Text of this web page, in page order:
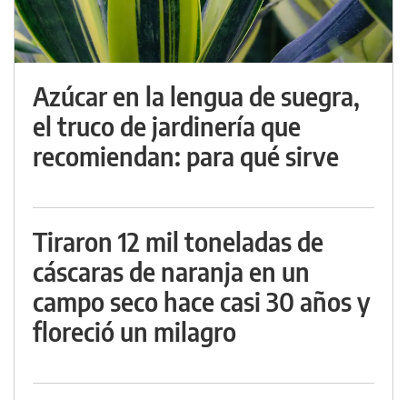
Azúcar en la lengua de suegra,
el truco de jardinería que
recomiendan: para qué sirve
Tiraron 12 mil toneladas de
cáscaras de naranja en un
campo seco hace casi 30 años y
floreció un milagro